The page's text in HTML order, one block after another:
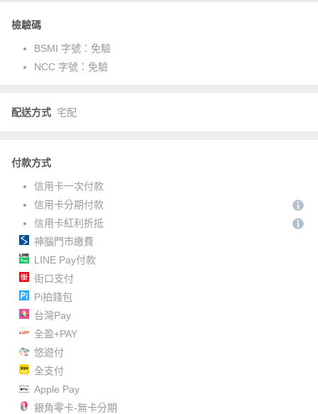
檢驗碼
BSMI 字號： 免驗
NCC 字號： 免驗
配送方式 宅配
付款方式
信用卡一次付款
信用卡分期付款
信用卡紅利折抵
神腦門市繳費
LINE Pay付款
街口支付
Pi拍錢包
台灣Pay
全盈+PAY
悠遊付
全支付
Apple Pay
銀角零卡-無卡分期